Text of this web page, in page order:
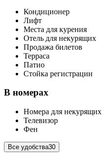
Кондиционер
Лифт
Места для курения
Отель для некурящих
Продажа билетов
Терраса
Патио
Стойка регистрации
В номерах
Номера для некурящих
Телевизор
Фен
Все удобства30